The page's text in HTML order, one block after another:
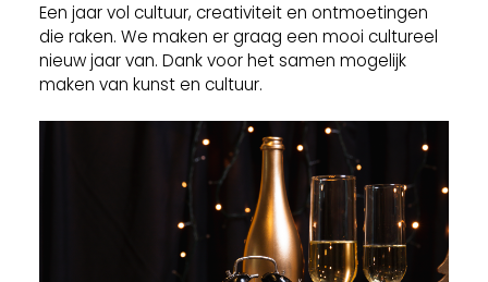
Een jaar vol cultuur, creativiteit en ontmoetingen
die raken. We maken er graag een mooi cultureel
nieuw jaar van. Dank voor het samen mogelijk
maken van kunst en cultuur.